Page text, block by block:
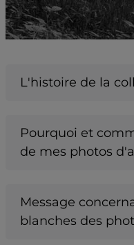
L'histoire de la
Pourquoi et
de mes photos
Message
blanches des